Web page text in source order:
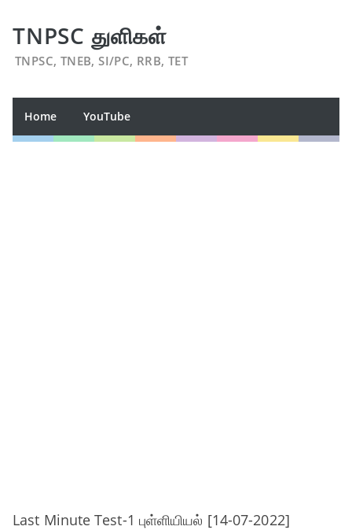
TNPSC துளிகள்
TNPSC, TNEB, SI/PC, RRB, TET
Home YouTube
Last Minute Test-1 புள்ளியியல் [14-07-2022]